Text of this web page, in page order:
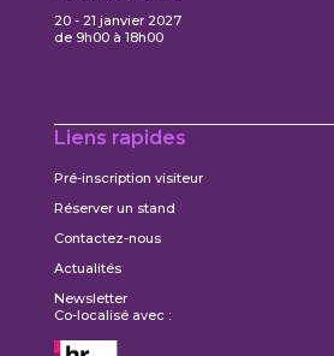
20 - 21 janvier 2027
de 9h00 à 18h00
Liens rapides
Pré-inscription visiteur
Réserver un stand
Contactez-nous
Actualités
Newsletter
Co-localisé avec :